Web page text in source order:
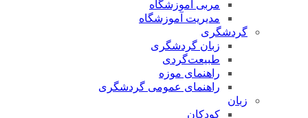
مربی آموزشگاه
مدیریت آموزشگاه
گردشگری
زبان گردشگری
طبیعت‌گردی
راهنمای موزه
راهنمای عمومی گردشگری
زبان
کودکان